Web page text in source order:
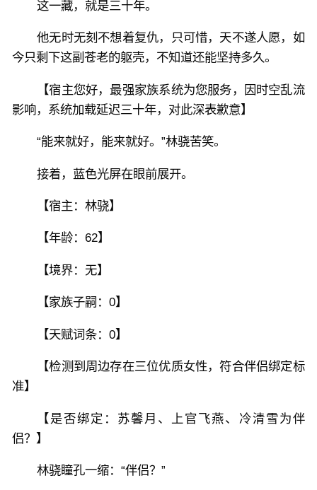
这一藏，就是三十年。
他无时无刻不想着复仇，只可惜，天不遂人愿，如
今只剩下这副苍老的躯壳，不知道还能坚持多久。
【宿主您好，最强家族系统为您服务，因时空乱流
影响，系统加载延迟三十年，对此深表歉意】
“能来就好，能来就好。”林骁苦笑。
接着，蓝色光屏在眼前展开。
【宿主：林骁】
【年龄：62】
【境界：无】
【家族子嗣：0】
【天赋词条：0】
【检测到周边存在三位优质女性，符合伴侣绑定标
准】
【是否绑定：苏馨月、上官飞燕、冷清雪为伴
侣？】
林骁瞳孔一缩：“伴侣？”